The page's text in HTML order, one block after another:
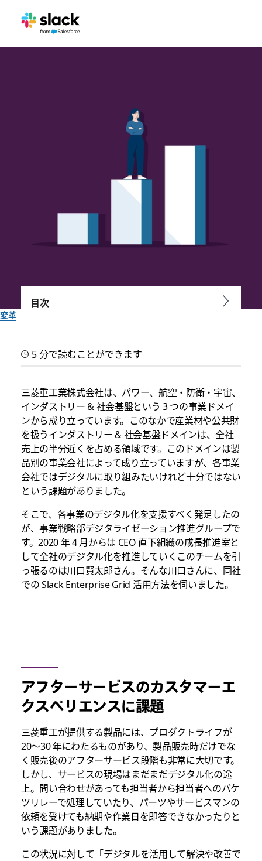
変革
Enterprise Grid で挑む三菱
Experience Design）
プロジェクト別ワークスペースやアプリ連携でデジタルエクス
ペリエンスを向上
Slack チーム一同作成
2020年3月26日
目次
5 分で読むことができます
三菱重工業株式会社は、パワー、航空・防衛・宇宙、
インダストリー & 社会基盤という 3 つの事業ドメイ
ンから成り立っています。このなかで産業材や公共財
を扱うインダストリー & 社会基盤ドメインは、全社
売上の半分近くを占める領域です。このドメインは製
品別の事業会社によって成り立っていますが、各事業
会社ではデジタルに取り組みたいけれど十分ではない
という課題がありました。
そこで、各事業のデジタル化を支援すべく発足したの
が、事業戦略部デジタライゼーション推進グループで
す。2020 年 4 月からは CEO 直下組織の成長推進室と
して全社のデジタル化を推進していくこのチームを引
っ張るのは川口賢太郎さん。そんな川口さんに、同社
での Slack Enterprise Grid 活用方法を伺いました。
アフターサービスのカスタマーエ
クスペリエンスに課題
三菱重工が提供する製品には、プロダクトライフが
20～30 年にわたるものがあり、製品販売時だけでな
く販売後のアフターサービス段階も非常に大切です。
しかし、サービスの現場はまだまだデジタル化の途
上。問い合わせがあっても担当者から担当者へのバケ
ツリレーで処理していたり、パーツやサービスマンの
依頼を受けても納期や作業日を即答できなかったりと
いう課題がありました。
この状況に対して「デジタルを活用して解決や改善で